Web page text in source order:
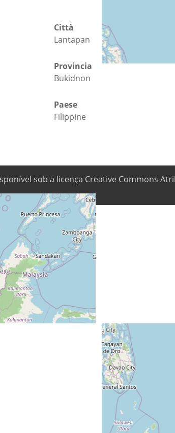
Città
Lantapan
Provincia
Bukidnon
Paese
Filippine
sob a licença Creative Commons